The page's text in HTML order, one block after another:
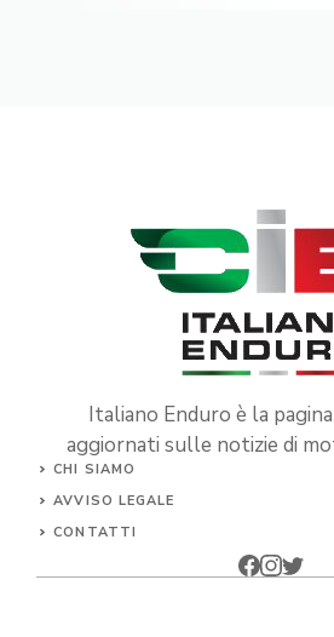
Italiano Enduro è la
aggiornati sulle notizie di
CHI SIAMO
AVVISO LEGALE
CONTATTI